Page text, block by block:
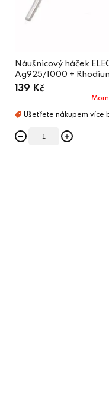
Náušnicový háček
Ag925/1000 +
139 Kč